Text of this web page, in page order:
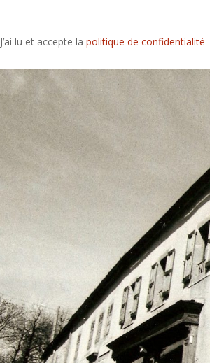
J’ai lu et accepte lapolitique de confidentialité